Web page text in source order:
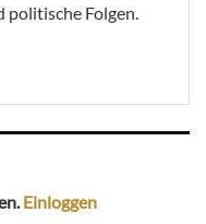
politische Folgen.
Einloggen